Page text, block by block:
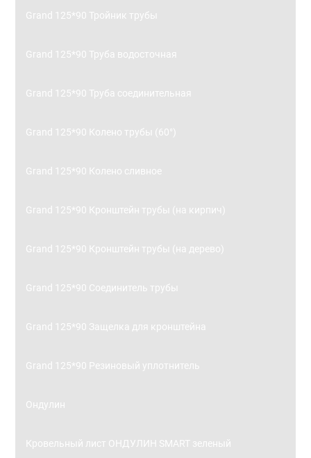
Grand 125*90 Тройник трубы
Grand 125*90 Труба водосточная
Grand 125*90 Труба соединительная
Grand 125*90 Колено трубы (60°)
Grand 125*90 Колено сливное
Grand 125*90 Кронштейн трубы (на кирпич)
Grand 125*90 Кронштейн трубы (на дерево)
Grand 125*90 Соединитель трубы
Grand 125*90 Защелка для кронштейна
Grand 125*90 Резиновый уплотнитель
Ондулин
Кровельный лист ОНДУЛИН SMART зеленый